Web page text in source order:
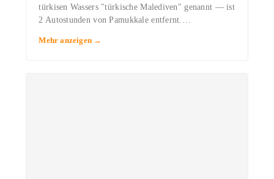
türkisen Wassers "türkische Malediven" genannt — ist
2 Autostunden von Pamukkale entfernt.…
Mehr anzeigen →